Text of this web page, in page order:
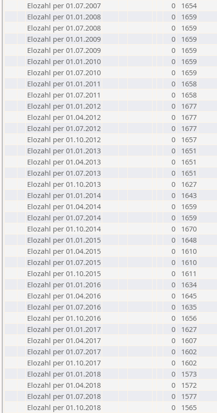
Elozahl per 01.07.2007
0
1654
Elozahl per 01.01.2008
0
1659
Elozahl per 01.07.2008
0
1659
Elozahl per 01.01.2009
0
1659
Elozahl per 01.07.2009
0
1659
Elozahl per 01.01.2010
0
1659
Elozahl per 01.07.2010
0
1659
Elozahl per 01.01.2011
0
1658
Elozahl per 01.07.2011
0
1658
Elozahl per 01.01.2012
0
1677
Elozahl per 01.04.2012
0
1677
Elozahl per 01.07.2012
0
1677
Elozahl per 01.10.2012
0
1657
Elozahl per 01.01.2013
0
1651
Elozahl per 01.04.2013
0
1651
Elozahl per 01.07.2013
0
1651
Elozahl per 01.10.2013
0
1627
Elozahl per 01.01.2014
0
1643
Elozahl per 01.04.2014
0
1659
Elozahl per 01.07.2014
0
1659
Elozahl per 01.10.2014
0
1670
Elozahl per 01.01.2015
0
1648
Elozahl per 01.04.2015
0
1610
Elozahl per 01.07.2015
0
1610
Elozahl per 01.10.2015
0
1611
Elozahl per 01.01.2016
0
1634
Elozahl per 01.04.2016
0
1645
Elozahl per 01.07.2016
0
1635
Elozahl per 01.10.2016
0
1656
Elozahl per 01.01.2017
0
1627
Elozahl per 01.04.2017
0
1607
Elozahl per 01.07.2017
0
1602
Elozahl per 01.10.2017
0
1602
Elozahl per 01.01.2018
0
1573
Elozahl per 01.04.2018
0
1572
Elozahl per 01.07.2018
0
1577
Elozahl per 01.10.2018
0
1565